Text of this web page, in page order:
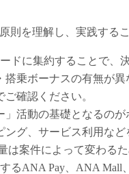
則を理解し、実践するこ
ドに集約することで、
乗ボーナスの有無が
確認ください。
」活動の基礎となるの
グ、サービス利用な
案件によって変わる
るANA Pay、ANA Mall